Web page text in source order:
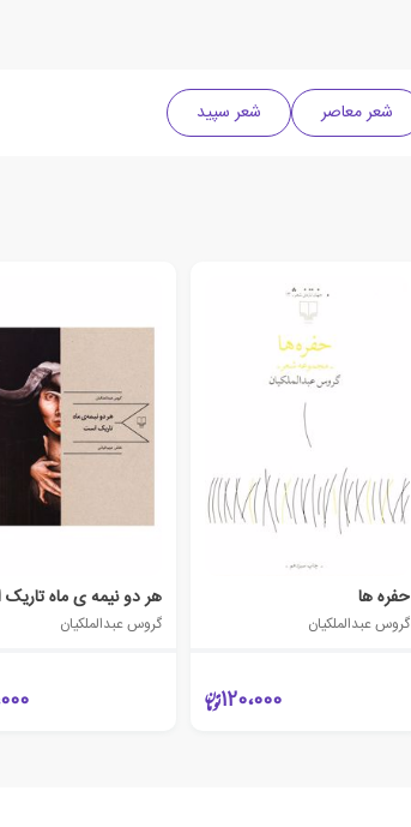
شعر معاصر شعر سپید
حفره ها
گروس عبدالملکیان
120،000
هر دو نیمه ی ماه
گروس عبدالملکیان